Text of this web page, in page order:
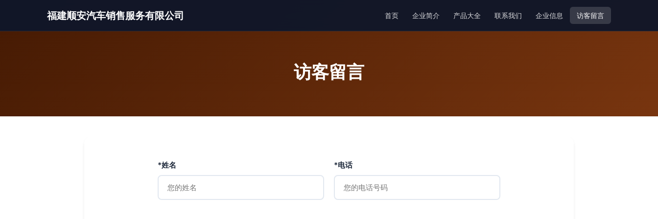
福建顺安汽车销售服务有限公司 首页 企业简介 产品大全 联系我们 企业信息 访客留言
访客留言
*姓名 *电话